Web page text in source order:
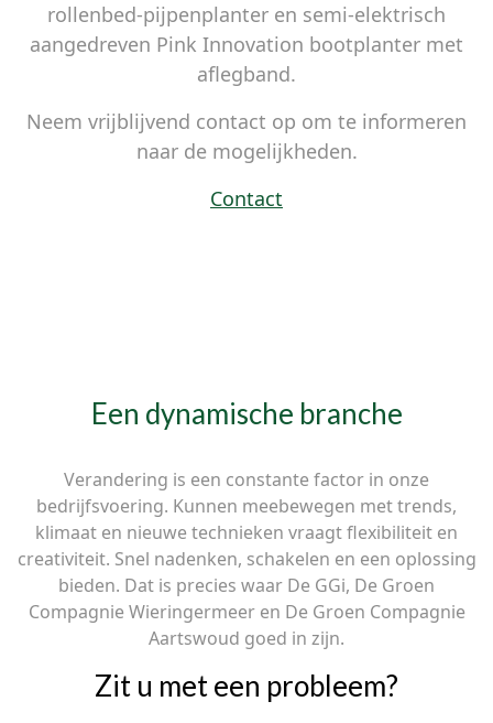
rollenbed-pijpenplanter en semi-elektrisch
aangedreven Pink Innovation bootplanter met
aflegband.
Neem vrijblijvend contact op om te informeren
naar de mogelijkheden.
Contact
Een dynamische branche
Verandering is een constante factor in onze
bedrijfsvoering. Kunnen meebewegen met trends,
klimaat en nieuwe technieken vraagt flexibiliteit en
creativiteit. Snel nadenken, schakelen en een oplossing
bieden. Dat is precies waar De GGi, De Groen
Compagnie Wieringermeer en De Groen Compagnie
Aartswoud goed in zijn.
Zit u met een probleem?